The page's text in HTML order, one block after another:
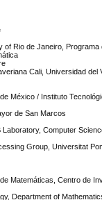
of Rio de Janeiro, Programa
Cali, Universidad del
México / Instituto
de San Marcos
Laboratory, Computer
Group, Universitat
Matemáticas, Centro de
Department of